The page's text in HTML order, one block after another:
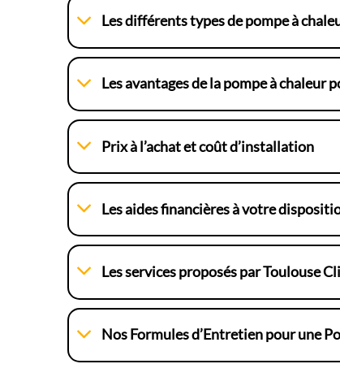
Les différents types de pompe à
Les avantages de la pompe à chaleur
Prix à l’achat et coût d’installation
Les aides financières à votre
Les services proposés par Toulouse
Nos Formules d’Entretien pour une